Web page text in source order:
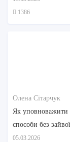
1386
Олена Сітарчук
Як уповноважити
способи без
05.03.2026